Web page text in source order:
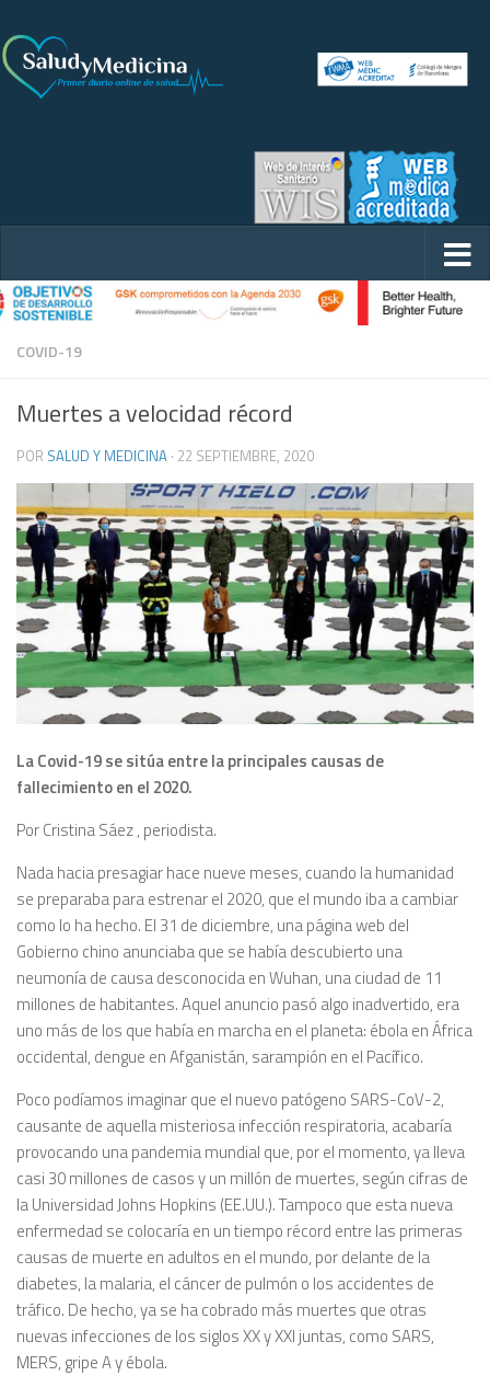
COVID-19
Muertes a velocidad récord
POR SALUD Y MEDICINA · 22 SEPTIEMBRE, 2020
La Covid-19 se sitúa entre la principales causas de
fallecimiento en el 2020.
Por Cristina Sáez , periodista.
Nada hacia presagiar hace nueve meses, cuando la humanidad
se preparaba para estrenar el 2020, que el mundo iba a cambiar
como lo ha hecho. El 31 de diciembre, una página web del
Gobierno chino anunciaba que se había descubierto una
neumonía de causa desconocida en Wuhan, una ciudad de 11
millones de habitantes. Aquel anuncio pasó algo inadvertido, era
uno más de los que había en marcha en el planeta: ébola en África
occidental, dengue en Afganistán, sarampión en el Pacífico.
Poco podíamos imaginar que el nuevo patógeno SARS-CoV-2,
causante de aquella misteriosa infección respiratoria, acabaría
provocando una pandemia mundial que, por el momento, ya lleva
casi 30 millones de casos y un millón de muertes, según cifras de
la Universidad Johns Hopkins (EE.UU.). Tampoco que esta nueva
enfermedad se colocaría en un tiempo récord entre las primeras
causas de muerte en adultos en el mundo, por delante de la
diabetes, la malaria, el cáncer de pulmón o los accidentes de
tráfico. De hecho, ya se ha cobrado más muertes que otras
nuevas infecciones de los siglos XX y XXI juntas, como SARS,
MERS, gripe A y ébola.